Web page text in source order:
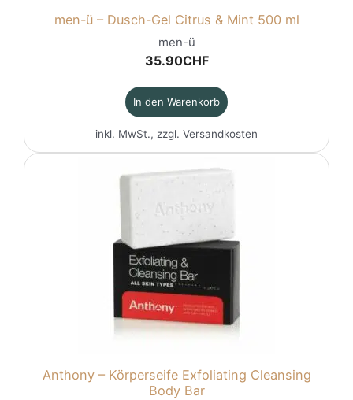
men-ü – Dusch-Gel Citrus & Mint 500 ml
men-ü
35.90CHF
In den Warenkorb
inkl. MwSt., zzgl. Versandkosten
Anthony – Körperseife Exfoliating Cleansing
Body Bar